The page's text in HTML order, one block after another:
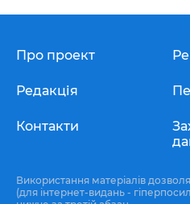
Про проект
Редакція
Контакти
Використання матеріалів
(для інтернет-видань -